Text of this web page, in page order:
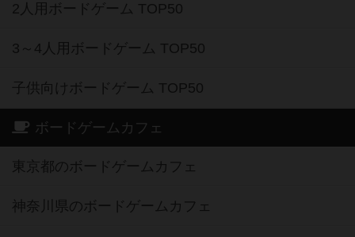
2人用ボードゲーム TOP50
3～4人用ボードゲーム TOP50
子供向けボードゲーム TOP50
ボードゲームカフェ
東京都のボードゲームカフェ
神奈川県のボードゲームカフェ